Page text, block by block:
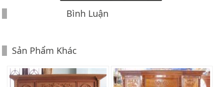
Bình Luận
Sản Phẩm Khác